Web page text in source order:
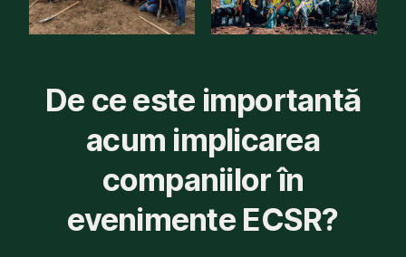
De ce este importantă
acum implicarea
companiilor în
evenimente ECSR?